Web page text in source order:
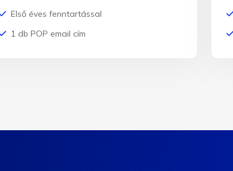
Első éves fenntartással
1 db POP email cím